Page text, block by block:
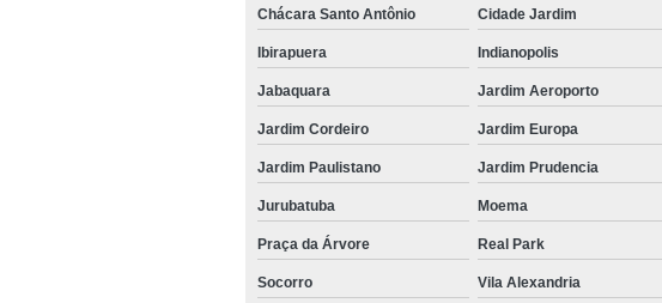
Chácara Santo Antônio Cidade Jardim
Ibirapuera Indianopolis
Jabaquara Jardim Aeroporto
Jardim Cordeiro Jardim Europa
Jardim Paulistano Jardim Prudencia
Jurubatuba Moema
Praça da Árvore Real Park
Socorro Vila Alexandria